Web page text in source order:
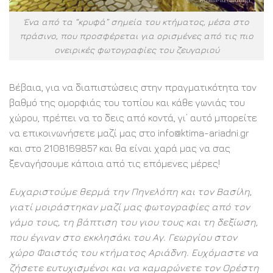
Ένα από τα “κρυφά” σημεία του κτήματος, μέσα στο
πράσινο, που προσφέρεται για ορισμένες από τις πιο
ονειρικές φωτογραφίες του ζευγαριού
Βέβαια, για να διαπιστώσεις στην πραγματικότητα τον
βαθμό της ομορφιάς του τοπίου και κάθε γωνιάς του
χώρου, πρέπει να το δεις από κοντά, γι’ αυτό μπορείτε
να επικοινωνήσετε μαζί μας στο info@ktima-ariadni.gr
και στο 2108169857 και θα είναι χαρά μας να σας
ξεναγήσουμε κάποια από τις επόμενες μέρες!
Ευχαριστούμε θερμά την Πηνελόπη και τον Βασίλη,
γιατί μοιράστηκαν μαζί μας φωτογραφίες από τον
γάμο τους, τη βάπτιση του γιου τους και τη δεξίωση,
που έγιναν στο εκκλησάκι του Αγ. Γεωργίου στον
χώρο Φαιστός του κτήματος Αριάδνη. Ευχόμαστε να
ζήσετε ευτυχισμένοι και να καμαρώνετε τον Ορέστη